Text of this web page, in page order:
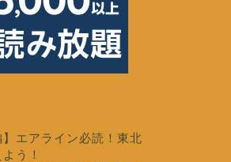
】エアライン必読！東北
う！